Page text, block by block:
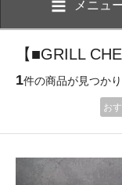
メニュ
【■GRILL
1件の商品が見つか
お